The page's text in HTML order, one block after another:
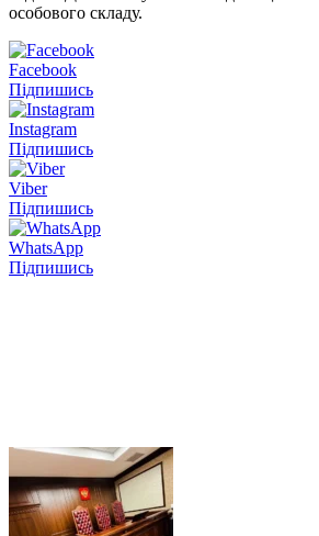
особового складу.
Facebook
Підпишись
Instagram
Підпишись
Viber
Підпишись
WhatsApp
Підпишись